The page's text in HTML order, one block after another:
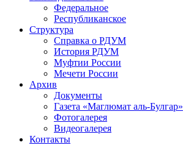
Федеральное
Республиканское
Структура
Справка о РДУМ
История РДУМ
Муфтии России
Мечети России
Архив
Документы
Газета «Маглюмат аль-Булгар»
Фотогалерея
Видеогалерея
Контакты